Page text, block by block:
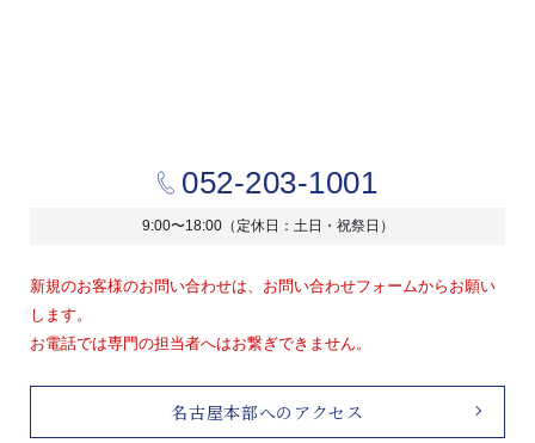
052-203-1001
9:00〜18:00（定休日：土日・祝祭日）
新規のお客様のお問い合わせは、お問い合わせフォームからお願い
します。
お電話では専門の担当者へはお繋ぎできません。
名古屋本部へのアクセス